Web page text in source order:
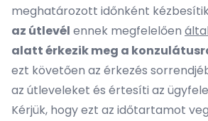
meghatározott időnként
az útlevél ennek megfelelően
alatt érkezik meg a
ezt követően az érkezés
az útleveleket és értesíti az
Kérjük, hogy ezt az időtartamot